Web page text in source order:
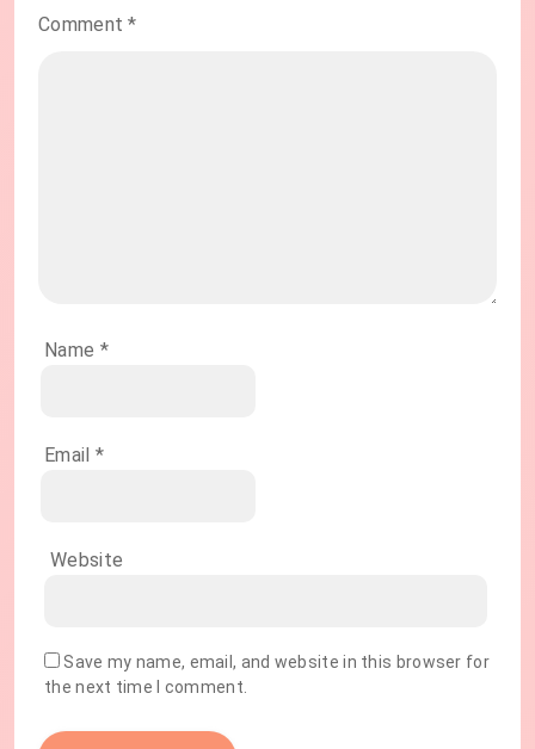
Comment*
Name *
Email *
Website
Save my name, email, and website in this browser for
the next time I comment.